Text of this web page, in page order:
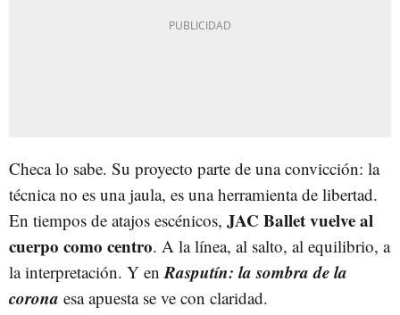
Checa lo sabe. Su proyecto parte de una convicción: la
técnica no es una jaula, es una herramienta de libertad.
En tiempos de atajos escénicos, JAC Ballet vuelve al
cuerpo como centro. A la línea, al salto, al equilibrio, a
la interpretación. Y en Rasputín: la sombra de la
corona esa apuesta se ve con claridad.